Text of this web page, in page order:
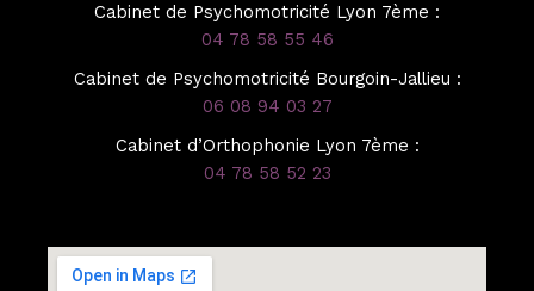
Cabinet de Psychomotricité Lyon 7ème :
04 78 58 55 46
Cabinet de Psychomotricité Bourgoin-Jallieu :
06 08 94 03 27
Cabinet d’Orthophonie Lyon 7ème :
04 78 58 52 23